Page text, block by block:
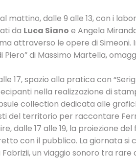
mattino, dalle 9 alle 13, con i
da Luca Siano e Angela
attraverso le opere di Simeoni.
di Massimo Martella,
17, spazio alla pratica con
nella realizzazione di
collection dedicata alle
del territorio per raccontare
dalle 17 alle 19, la proiezione
con il pubblico. La giornata si
un viaggio sonoro tra rare